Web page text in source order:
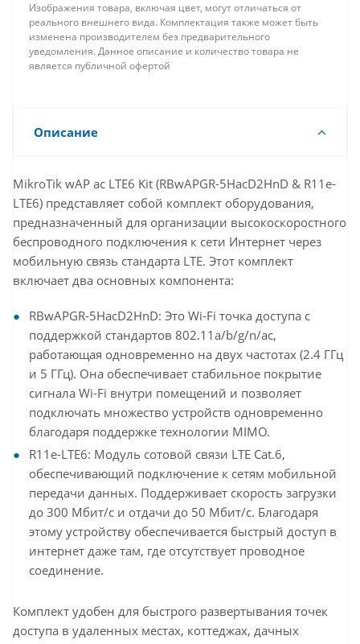
Изображения товара, включая цвет, могут отличаться от
реального внешнего вида. Комплектация также может быть
изменена производителем без предварительного
уведомления. Данное описание и количество товара не
является публичной офертой
Описание
MikroTik wAP ac LTE6 Kit (RBwAPGR-5HacD2HnD & R11e-
LTE6) представляет собой комплект оборудования,
предназначенный для организации высокоскоростного
беспроводного подключения к сети Интернет через
мобильную связь стандарта LTE. Этот комплект
включает два основных компонента:
RBwAPGR-5HacD2HnD: Это Wi-Fi точка доступа с
поддержкой стандартов 802.11a/b/g/n/ac,
работающая одновременно на двух частотах (2.4 ГГц
и 5 ГГц). Она обеспечивает стабильное покрытие
сигнала Wi-Fi внутри помещений и позволяет
подключать множество устройств одновременно
благодаря поддержке технологии MIMO.
R11e-LTE6: Модуль сотовой связи LTE Cat.6,
обеспечивающий подключение к сетям мобильной
передачи данных. Поддерживает скорость загрузки
до 300 Мбит/с и отдачи до 50 Мбит/с. Благодаря
этому устройству обеспечивается быстрый доступ в
интернет даже там, где отсутствует проводное
соединение.
Комплект удобен для быстрого развертывания точек
доступа в удаленных местах, коттеджах, дачных